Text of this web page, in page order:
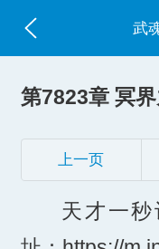
武
第7823章 冥
上一页
天才一